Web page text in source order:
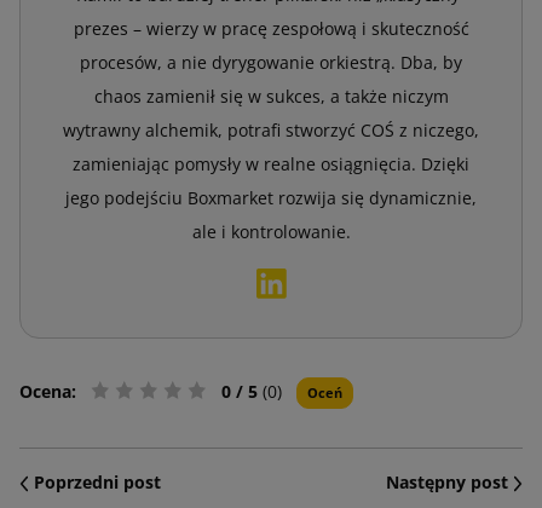
prezes – wierzy w pracę zespołową i skuteczność
procesów, a nie dyrygowanie orkiestrą. Dba, by
chaos zamienił się w sukces, a także niczym
wytrawny alchemik, potrafi stworzyć COŚ z niczego,
zamieniając pomysły w realne osiągnięcia. Dzięki
jego podejściu Boxmarket rozwija się dynamicznie,
ale i kontrolowanie.
Ocena: 0 / 5 (0) Oceń
Poprzedni post Następny post